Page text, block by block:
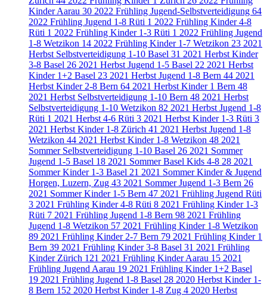
Kinder Aarau 30 2022 Frühling Jugend-Selbstverteidigung 64
2022 Frühling Jugend 1-8 Rüti 1 2022 Frühling Kinder 4-8
Rüti 1 2022 Frühling Kinder 1-3 Rüti 1 2022 Frühling Jugend
1-8 Wetzikon 14 2022 Frühling Kinder 1-7 Wetzikon 23 2021
Herbst Selbstverteidigung 1-10 Basel 31 2021 Herbst Kinder
3-8 Basel 26 2021 Herbst Jugend 1-5 Basel 22 2021 Herbst
Kinder 1+2 Basel 23 2021 Herbst Jugend 1-8 Bern 44 2021
Herbst Kinder 2-8 Bern 64 2021 Herbst Kinder 1 Bern 48
2021 Herbst Selbstverteidigung 1-10 Bern 48 2021 Herbst
Selbstverteidigung 1-10 Wetzikon 82 2021 Herbst Jugend 1-8
Rüti 1 2021 Herbst 4-6 Rüti 3 2021 Herbst Kinder 1-3 Rüti 3
2021 Herbst Kinder 1-8 Zürich 41 2021 Herbst Jugend 1-8
Wetzikon 44 2021 Herbst Kinder 1-8 Wetzikon 48 2021
Sommer Selbstverteidigung 1-10 Basel 26 2021 Sommer
Jugend 1-5 Basel 18 2021 Sommer Basel Kids 4-8 28 2021
Sommer Kinder 1-3 Basel 21 2021 Sommer Kinder & Jugend
Horgen, Luzern, Zug 43 2021 Sommer Jugend 1-3 Bern 26
2021 Sommer Kinder 1-5 Bern 47 2021 Frühling Jugend Rüti
3 2021 Frühling Kinder 4-8 Rüti 8 2021 Frühling Kinder 1-3
Rüti 7 2021 Frühling Jugend 1-8 Bern 98 2021 Frühling
Jugend 1-8 Wetzikon 57 2021 Frühling Kinder 1-8 Wetzikon
89 2021 Frühling Kinder 2-7 Bern 79 2021 Frühling Kinder 1
Bern 39 2021 Frühling Kinder 3-8 Basel 31 2021 Frühling
Kinder Zürich 121 2021 Frühling Kinder Aarau 15 2021
Frühling Jugend Aarau 19 2021 Frühling Kinder 1+2 Basel
19 2021 Frühling Jugend 1-8 Basel 28 2020 Herbst Kinder 1-
8 Bern 152 2020 Herbst Kinder 1-8 Zug 4 2020 Herbst